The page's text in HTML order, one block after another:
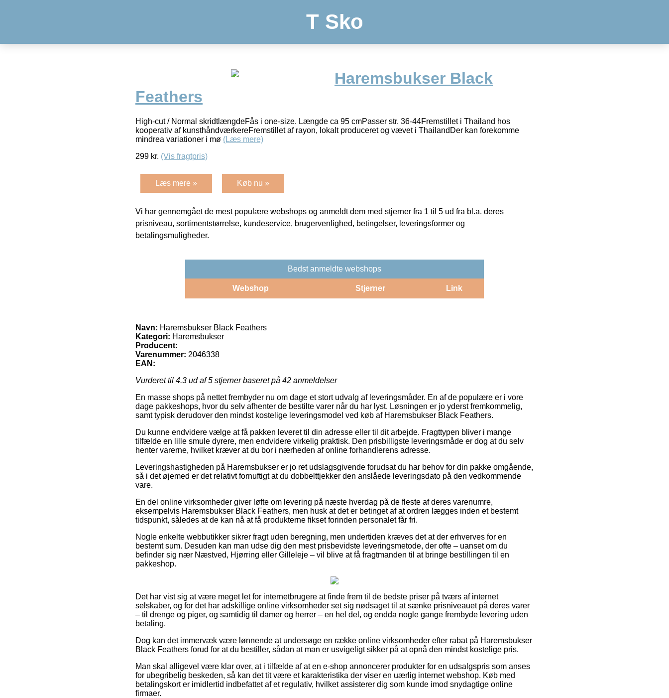
T Sko
Haremsbukser Black
Feathers
High-cut / Normal skridtlængdeFås i one-size. Længde ca 95 cmPasser str. 36-44Fremstillet i Thailand hos
kooperativ af kunsthåndværkereFremstillet af rayon, lokalt produceret og vævet i ThailandDer kan forekomme
mindrea variationer i mø (Læs mere)
299 kr. (Vis fragtpris)
Læs mere » Køb nu »
Vi har gennemgået de mest populære webshops og anmeldt dem med stjerner fra 1 til 5 ud fra bl.a. deres
prisniveau, sortimentstørrelse, kundeservice, brugervenlighed, betingelser, leveringsformer og
betalingsmuligheder.
Bedst anmeldte webshops
Webshop Stjerner Link
Navn: Haremsbukser Black Feathers
Kategori: Haremsbukser
Producent:
Varenummer: 2046338
EAN:
Vurderet til 4.3 ud af 5 stjerner baseret på 42 anmeldelser
En masse shops på nettet frembyder nu om dage et stort udvalg af leveringsmåder. En af de populære er i vore
dage pakkeshops, hvor du selv afhenter de bestilte varer når du har lyst. Løsningen er jo yderst fremkommelig,
samt typisk derudover den mindst kostelige leveringsmodel ved køb af Haremsbukser Black Feathers.
Du kunne endvidere vælge at få pakken leveret til din adresse eller til dit arbejde. Fragttypen bliver i mange
tilfælde en lille smule dyrere, men endvidere virkelig praktisk. Den prisbilligste leveringsmåde er dog at du selv
henter varerne, hvilket kræver at du bor i nærheden af online forhandlerens adresse.
Leveringshastigheden på Haremsbukser er jo ret udslagsgivende forudsat du har behov for din pakke omgående,
så i det øjemed er det relativt fornuftigt at du dobbelttjekker den anslåede leveringsdato på den vedkommende
vare.
En del online virksomheder giver løfte om levering på næste hverdag på de fleste af deres varenumre,
eksempelvis Haremsbukser Black Feathers, men husk at det er betinget af at ordren lægges inden et bestemt
tidspunkt, således at de kan nå at få produkterne fikset forinden personalet får fri.
Nogle enkelte webbutikker sikrer fragt uden beregning, men undertiden kræves det at der erhverves for en
bestemt sum. Desuden kan man udse dig den mest prisbevidste leveringsmetode, der ofte – uanset om du
befinder sig nær Næstved, Hjørring eller Gilleleje – vil blive at få fragtmanden til at bringe bestillingen til en
pakkeshop.
Det har vist sig at være meget let for internetbrugere at finde frem til de bedste priser på tværs af internet
selskaber, og for det har adskillige online virksomheder set sig nødsaget til at sænke prisniveauet på deres varer
– til drenge og piger, og samtidig til damer og herrer – en hel del, og endda nogle gange frembyde levering uden
betaling.
Dog kan det immervæk være lønnende at undersøge en række online virksomheder efter rabat på Haremsbukser
Black Feathers forud for at du bestiller, sådan at man er usvigeligt sikker på at opnå den mindst kostelige pris.
Man skal alligevel være klar over, at i tilfælde af at en e-shop annoncerer produkter for en udsalgspris som anses
for ubegribelig beskeden, så kan det tit være et karakteristika der viser en uærlig internet webshop. Køb med
betalingskort er imidlertid indbefattet af et regulativ, hvilket assisterer dig som kunde imod snydagtige online
firmaer.